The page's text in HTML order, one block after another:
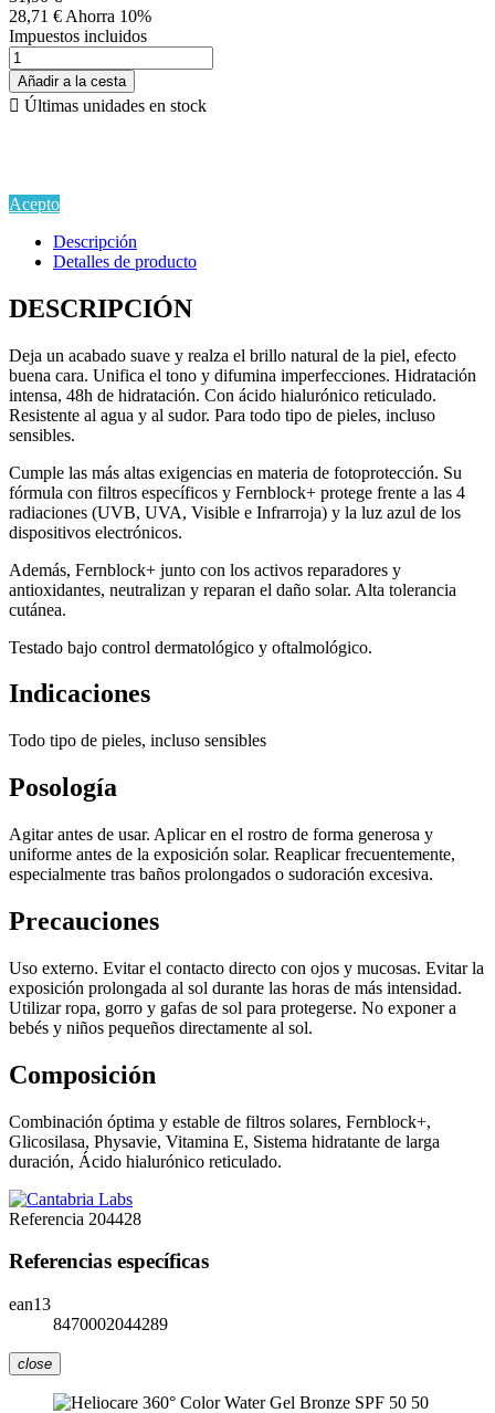
28,71 € Ahorra 10%
Impuestos incluidos
Añadir a la cesta
 Últimas unidades en stock
Acepto
Descripción
Detalles de producto
DESCRIPCIÓN
Deja un acabado suave y realza el brillo natural de la piel, efecto
buena cara. Unifica el tono y difumina imperfecciones. Hidratación
intensa, 48h de hidratación. Con ácido hialurónico reticulado.
Resistente al agua y al sudor. Para todo tipo de pieles, incluso
sensibles.
Cumple las más altas exigencias en materia de fotoprotección. Su
fórmula con filtros específicos y Fernblock+ protege frente a las 4
radiaciones (UVB, UVA, Visible e Infrarroja) y la luz azul de los
dispositivos electrónicos.
Además, Fernblock+ junto con los activos reparadores y
antioxidantes, neutralizan y reparan el daño solar. Alta tolerancia
cutánea.
Testado bajo control dermatológico y oftalmológico.
Indicaciones
Todo tipo de pieles, incluso sensibles
Posología
Agitar antes de usar. Aplicar en el rostro de forma generosa y
uniforme antes de la exposición solar. Reaplicar frecuentemente,
especialmente tras baños prolongados o sudoración excesiva.
Precauciones
Uso externo. Evitar el contacto directo con ojos y mucosas. Evitar la
exposición prolongada al sol durante las horas de más intensidad.
Utilizar ropa, gorro y gafas de sol para protegerse. No exponer a
bebés y niños pequeños directamente al sol.
Composición
Combinación óptima y estable de filtros solares, Fernblock+,
Glicosilasa, Physavie, Vitamina E, Sistema hidratante de larga
duración, Ácido hialurónico reticulado.
Referencia 204428
Referencias específicas
ean13
8470002044289
close